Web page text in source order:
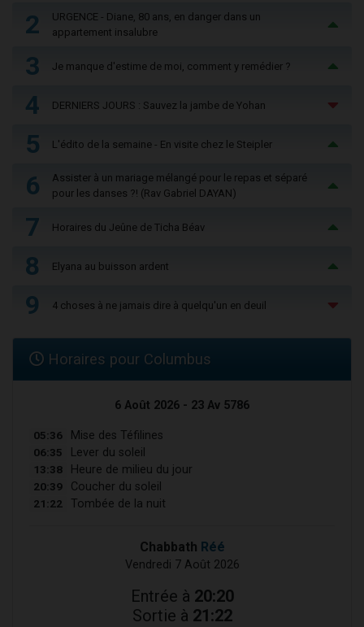
2
URGENCE - Diane, 80 ans, en danger dans un
appartement insalubre
3 Je manque d'estime de moi, comment y remédier ?
4 DERNIERS JOURS : Sauvez la jambe de Yohan
5 L'édito de la semaine - En visite chez le Steipler
6
Assister à un mariage mélangé pour le repas et séparé
pour les danses ?! (Rav Gabriel DAYAN)
7 Horaires du Jeûne de Ticha Béav
8 Elyana au buisson ardent
9 4 choses à ne jamais dire à quelqu'un en deuil
Horaires pour Columbus
6 Août 2026 - 23 Av 5786
05:36 Mise des Téfilines
06:35 Lever du soleil
13:38 Heure de milieu du jour
20:39 Coucher du soleil
21:22 Tombée de la nuit
Chabbath Réé
Vendredi 7 Août 2026
Entrée à 20:20
Sortie à 21:22